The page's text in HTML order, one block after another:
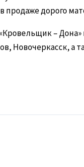
продаже дорого
–
Новочеркасск, а